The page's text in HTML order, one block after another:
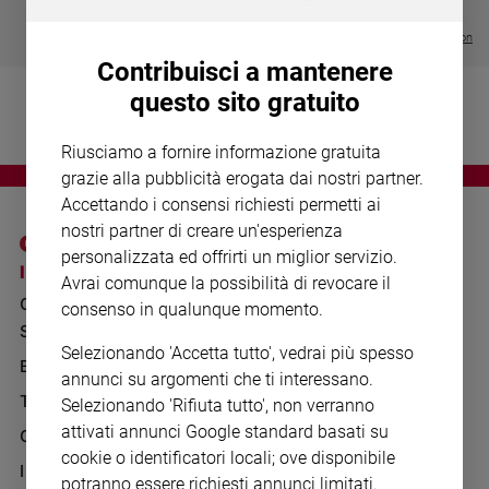
Devozione
fede
giorno
Santo
del
Società
e
valori
Visualizza tutte le collection
I SITI SAN PAOLO
GRUPPO EDITORIALE
SAN PAOLO
BENESSERE
TELENOVA
GAZZETTA D'ALBA
IL GIORNALINO
NOTE LEGALI
PRIVACY POLICY
WHISTLEBLOWING
SOCIAL
Contribuisci a mantenere
questo sito gratuito
Riusciamo a fornire informazione gratuita
grazie alla pubblicità erogata dai nostri partner.
Accettando i consensi richiesti permetti ai
nostri partner di creare un'esperienza
personalizzata ed offrirti un miglior servizio.
Avrai comunque la possibilità di revocare il
consenso in qualunque momento.
Selezionando 'Accetta tutto', vedrai più spesso
annunci su argomenti che ti interessano.
Selezionando 'Rifiuta tutto', non verranno
attivati annunci Google standard basati su
cookie o identificatori locali; ove disponibile
potranno essere richiesti annunci limitati.